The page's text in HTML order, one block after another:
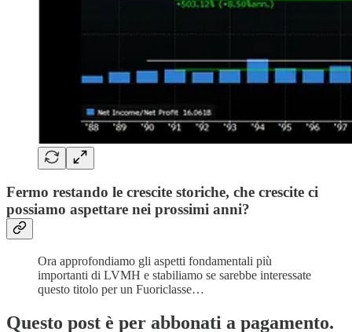
Fermo restando le crescite storiche, che crescite ci
possiamo aspettare nei prossimi anni?
Ora approfondiamo gli aspetti fondamentali più
importanti di LVMH e stabiliamo se sarebbe interessate
questo titolo per un Fuoriclasse…
Questo post è per abbonati a pagamento.